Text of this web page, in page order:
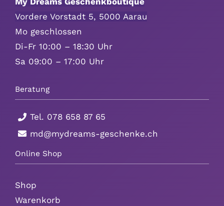
Vordere Vorstadt 5, 5000 Aarau
Mo geschlossen
Di-Fr 10:00 – 18:30 Uhr
Sa 09:00 – 17:00 Uhr
Beratung
Tel. 078 658 87 65
md@mydreams-geschenke.ch
Online Shop
Shop
Warenkorb